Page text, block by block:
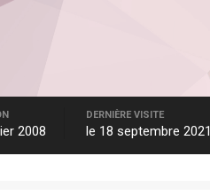
2008
DERNIÈRE VISITE
le 18 septembre 2021